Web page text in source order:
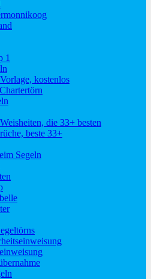
1
kostenlos
die 33+ besten
beste 33+
Segeln